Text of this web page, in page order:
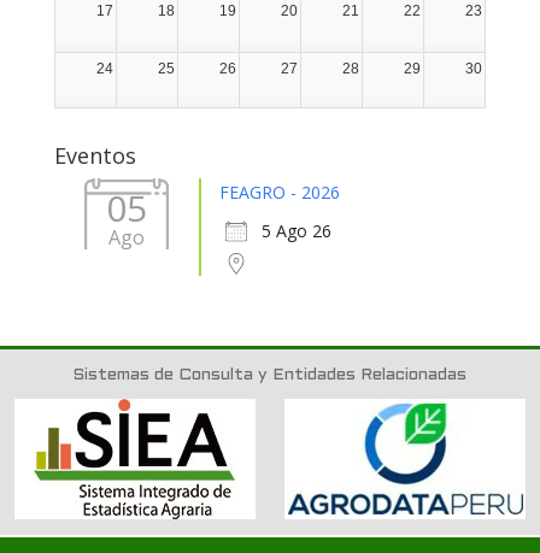
17 18 19 20 21 22 23
24 25 26 27 28 29 30
Eventos
05
Ago
FEAGRO - 2026
5 Ago 26
Sistemas de Consulta y Entidades Relacionadas